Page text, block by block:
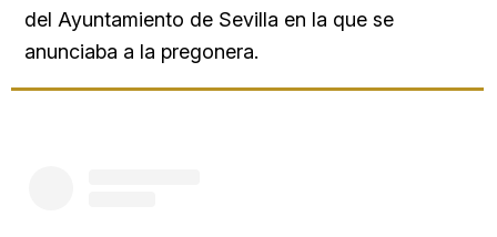
del Ayuntamiento de Sevilla en la que se
anunciaba a la pregonera.